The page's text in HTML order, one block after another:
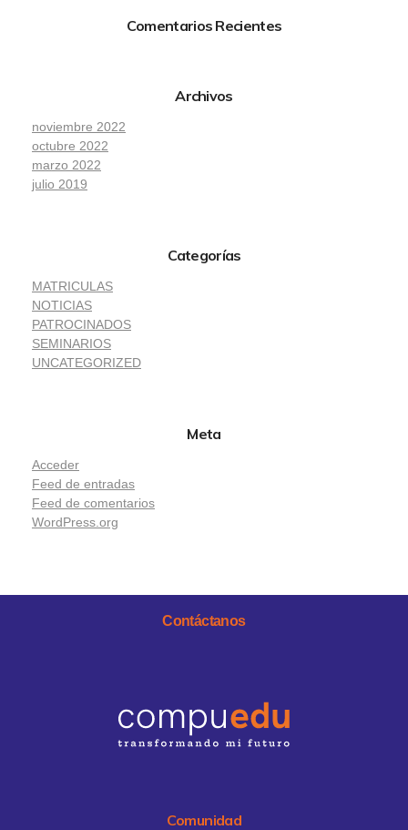
Comentarios Recientes
Archivos
noviembre 2022
octubre 2022
marzo 2022
julio 2019
Categorías
MATRICULAS
NOTICIAS
PATROCINADOS
SEMINARIOS
UNCATEGORIZED
Meta
Acceder
Feed de entradas
Feed de comentarios
WordPress.org
Contáctanos
Comunidad